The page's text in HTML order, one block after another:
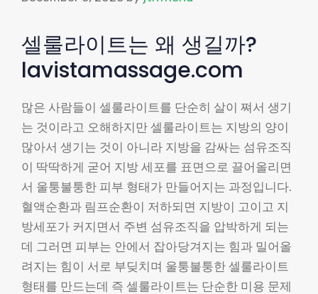
셀룰라이트는 왜 생길까?
lavistamassage.com
많은 사람들이 셀룰라이트를 단순히 살이 쪄서 생기
는 것이라고 오해하지만 셀룰라이트는 지방의 양이
많아서 생기는 것이 아니라 지방을 감싸는 섬유조직
이 딱딱하게 굳어 지방 세포를 표면으로 끌어올리면
서 울퉁불퉁한 피부 형태가 만들어지는 과정입니다.
혈액순환과 림프순환이 저하되면 지방이 고이고 지
방세포가 커지면서 주변 섬유조직을 압박하게 되는
데 그러면 피부는 안에서 잡아당겨지는 힘과 밀어올
려지는 힘이 서로 부딪치며 울퉁불퉁한 셀룰라이트
형태를 만드는데 즉 셀룰라이트는 단순한 미용 문제